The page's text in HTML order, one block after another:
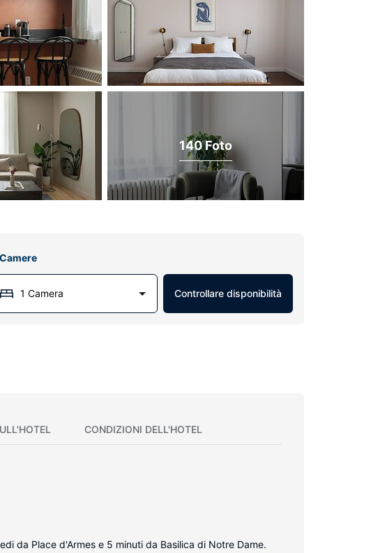
140 Foto
Camere
1 Camera Controllare disponibilità
CONDIZIONI DELL'HOTEL
da Place d'Armes e 5 minuti da Basilica di Notre Dame.